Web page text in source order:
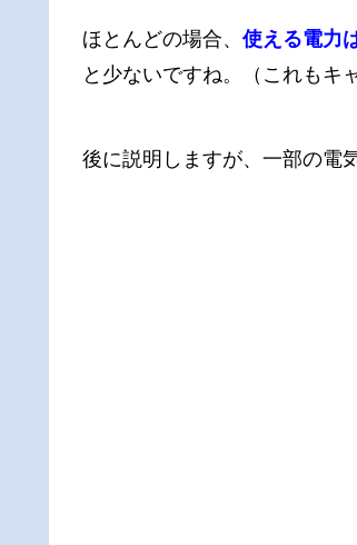
ほとんどの場合、 使える電力
と少ないですね。（これもキ
後に説明しますが、一部の電